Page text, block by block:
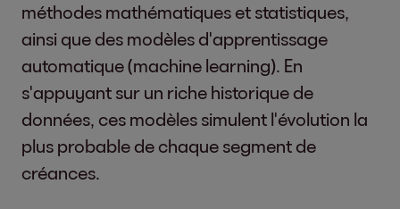
méthodes mathématiques et statistiques,
ainsi que des modèles d'apprentissage
automatique (machine learning). En
s'appuyant sur un riche historique de
données, ces modèles simulent l'évolution la
plus probable de chaque segment de
créances.